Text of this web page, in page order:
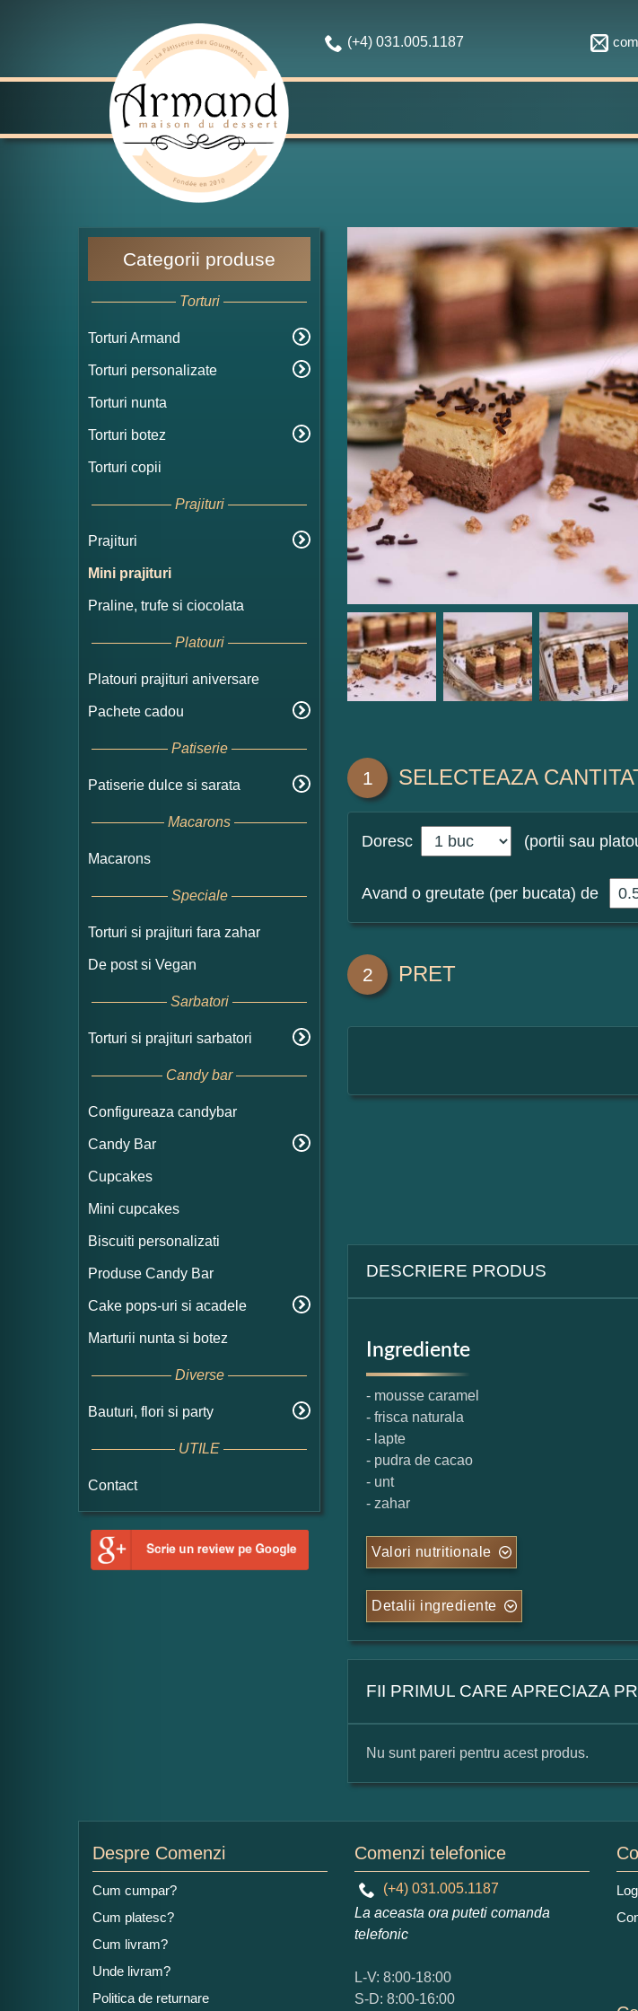
(+4) 031.005.1187
Categorii produse
Torturi
Torturi Armand
Torturi personalizate
Torturi nunta
Torturi botez
Torturi copii
Prajituri
Prajituri
Mini prajituri
Praline, trufe si ciocolata
Platouri
Platouri prajituri aniversare
Pachete cadou
Patiserie
Patiserie dulce si sarata
Macarons
Macarons
Speciale
Torturi si prajituri fara zahar
De post si Vegan
Sarbatori
Torturi si prajituri sarbatori
Candy bar
Configureaza candybar
Candy Bar
Cupcakes
Mini cupcakes
Biscuiti personalizati
Produse Candy Bar
Cake pops-uri si acadele
Marturii nunta si botez
Diverse
Bauturi, flori si party
UTILE
Contact
1 SELECTEAZA
Doresc (portii sau
Avand o greutate (per bucata) de
2 PRET
DESCRIERE PRODUS
Ingrediente
- mousse caramel
- frisca naturala
- lapte
- pudra de cacao
- unt
- zahar
Valori nutritionale
Detalii ingrediente
FII PRIMUL CARE APRECIAZA
Numele dumneavoastra:
Adaugati o parere despre acest
Nu sunt pareri pentru acest produs.
Despre Comenzi
Cum cumpar?
Cum platesc?
Cum livram?
Unde livram?
Politica de returnare
Comenzi telefonice
(+4) 031.005.1187
La aceasta ora puteti comanda
telefonic
L-V: 8:00-18:00
S-D: 8:00-16:00